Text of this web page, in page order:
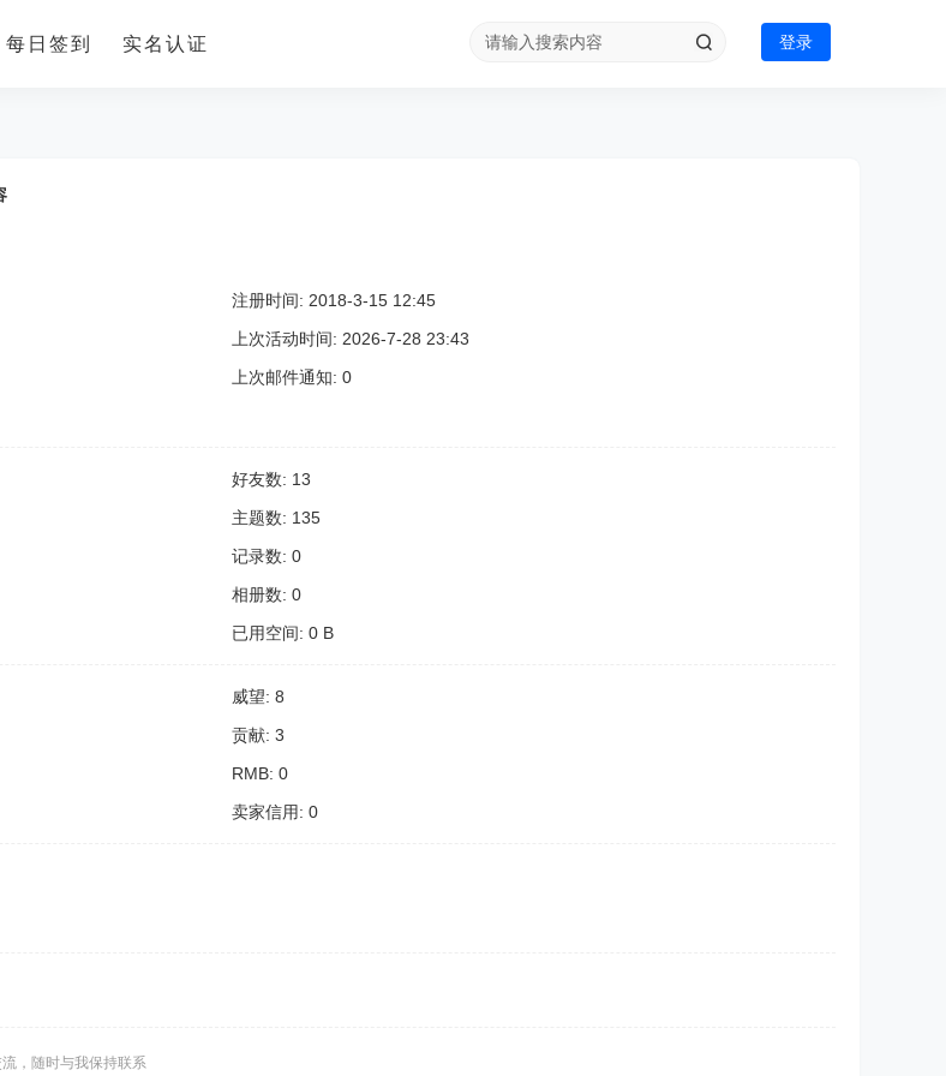
每日签到 实名认证 登录
注册时间: 2018-3-15 12:45
上次活动时间: 2026-7-28 23:43
上次邮件通知: 0
好友数: 13
主题数: 135
记录数: 0
相册数: 0
已用空间: 0 B
威望: 8
贡献: 3
RMB: 0
卖家信用: 0
，随时与我保持联系